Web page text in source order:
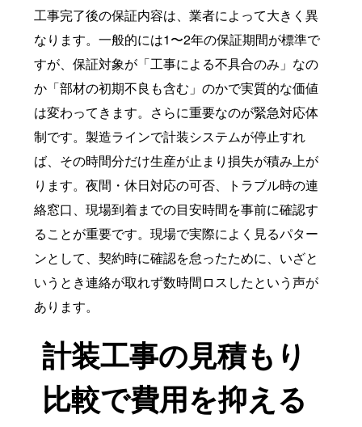
工事完了後の保証内容は、業者によって大きく異
なります。一般的には1〜2年の保証期間が標準で
すが、保証対象が「工事による不具合のみ」なの
か「部材の初期不良も含む」のかで実質的な価値
は変わってきます。さらに重要なのが緊急対応体
制です。製造ラインで計装システムが停止すれ
ば、その時間分だけ生産が止まり損失が積み上が
ります。夜間・休日対応の可否、トラブル時の連
絡窓口、現場到着までの目安時間を事前に確認す
ることが重要です。現場で実際によく見るパター
ンとして、契約時に確認を怠ったために、いざと
いうとき連絡が取れず数時間ロスしたという声が
あります。
計装工事の見積もり
比較で費用を抑える